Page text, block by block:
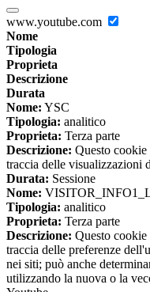
www.youtube.com
Nome
Tipologia
Proprieta
Descrizione
Durata
Nome: YSC
Tipologia: analitico
Proprieta: Terza parte
Descrizione: Questo cookie
traccia delle visualizzazioni
Durata: Sessione
Nome:
Tipologia: analitico
Proprieta: Terza parte
Descrizione: Questo cookie
traccia delle preferenze
nei siti; può anche
utilizzando la nuova o la